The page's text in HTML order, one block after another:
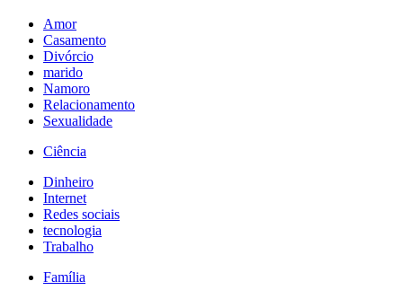
Amor
Casamento
Divórcio
marido
Namoro
Relacionamento
Sexualidade
Ciência
Dinheiro
Internet
Redes sociais
tecnologia
Trabalho
Família